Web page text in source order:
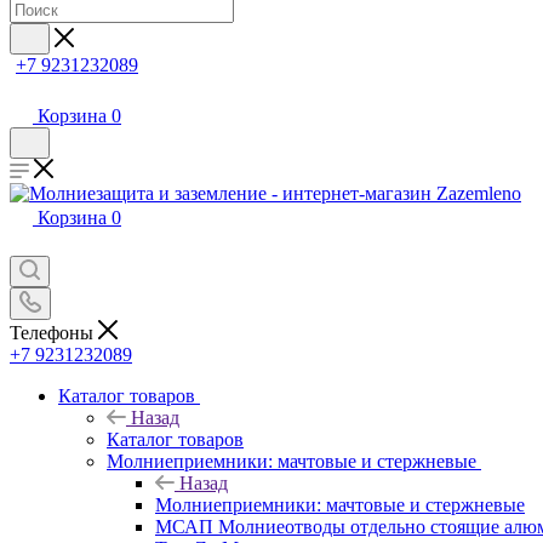
+7 9231232089
Корзина 0
Корзина 0
Телефоны
+7 9231232089
Каталог товаров
Назад
Каталог товаров
Молниеприемники: мачтовые и стержневые
Назад
Молниеприемники: мачтовые и стержневые
МСАП Молниеотводы отдельно стоящие